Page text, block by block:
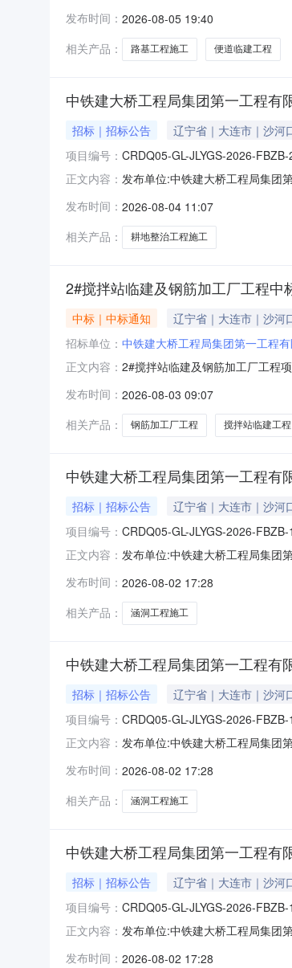
GL-JLYGS-2026-FBZB-07）招标
发布时间： 2026-08-05 19:40
相关产品：
路基工程施工 便道临建工程
中铁建大桥工程局集团第一工程有
招标｜招标公告 辽宁省｜大连市｜沙河
项目编号： CRDQ05-GL-JLYGS-2026-FBZB-
正文内容： 发布单位:中铁建大桥工程局集团
具备分包招标条件，现对该项目
发布时间： 2026-08-04 11:07
相关产品：
耕地整治工程施工
2#搅拌站临建及钢筋加工厂工程中
中标｜中标通知 辽宁省｜大连市｜沙河
招标单位： 中铁建大桥工程局集团第一工程
正文内容： 2#搅拌站临建及钢筋加工厂工程
发布时间： 2026-08-03 09:07
相关产品：
钢筋加工厂工程 搅拌站临建工程
中铁建大桥工程局集团第一工程有
招标｜招标公告 辽宁省｜大连市｜沙河
项目编号： CRDQ05-GL-JLYGS-2026-FBZB-
正文内容： 发布单位:中铁建大桥工程局集团
具备分包招标条件，现对该项目
发布时间： 2026-08-02 17:28
相关产品：
涵洞工程施工
中铁建大桥工程局集团第一工程有
招标｜招标公告 辽宁省｜大连市｜沙河
项目编号： CRDQ05-GL-JLYGS-2026-FBZB-
正文内容： 发布单位:中铁建大桥工程局集团
具备分包招标条件，现对该项目
发布时间： 2026-08-02 17:28
相关产品：
涵洞工程施工
中铁建大桥工程局集团第一工程有
招标｜招标公告 辽宁省｜大连市｜沙河
项目编号： CRDQ05-GL-JLYGS-2026-FBZB-
正文内容： 发布单位:中铁建大桥工程局集团
具备分包招标条件，现对该项目
发布时间： 2026-08-02 17:28